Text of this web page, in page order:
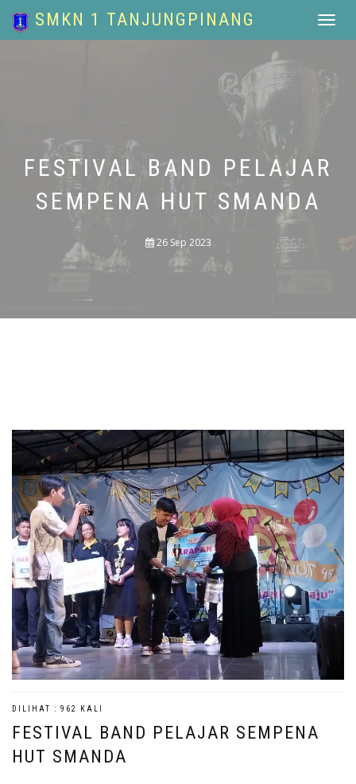
Toggle
SMKN 1 TANJUNGPINANG
FESTIVAL BAND PELAJAR
SEMPENA HUT SMANDA
26 Sep 2023
DILIHAT : 962 KALI
FESTIVAL BAND PELAJAR SEMPENA
HUT SMANDA